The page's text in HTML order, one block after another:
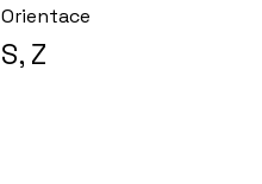
Orientace
S, Z